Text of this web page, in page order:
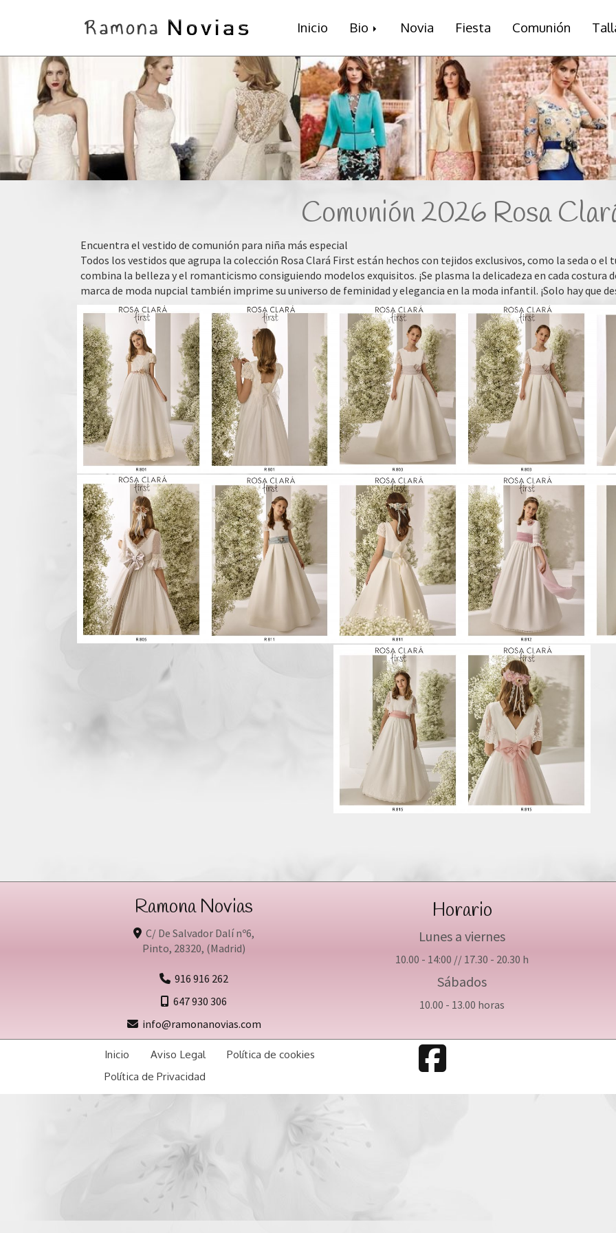
Inicio Bio Novia Fiesta Comunión
Comunión 2026 Rosa
Encuentra el vestido de comunión para niña más especial
Todos los vestidos que agrupa la colección Rosa Clará First están hechos con tejidos exclusivos, como la seda o
combina la belleza y el romanticismo consiguiendo modelos exquisitos. ¡Se plasma la delicadeza en cada costura
marca de moda nupcial también imprime su universo de feminidad y elegancia en la moda infantil. ¡Solo hay que
Ramona Novias
C/ De Salvador Dalí nº6,
Pinto, 28320, (Madrid)
916 916 262
647 930 306
info
ramonanovias.com
Horario
Lunes a viernes
10.00 - 14:00 // 17.30 - 20.30 h
Sábados
10.00 - 13.00 horas
Inicio Aviso Legal
Política de cookies
Política de Privacidad